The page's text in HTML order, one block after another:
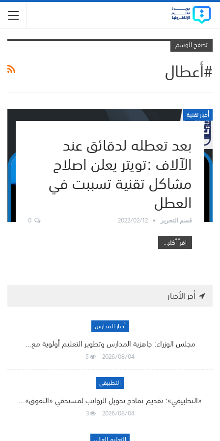
تصفح الوسم
#أعطال
أخبار تقنية
بعد تعطله لدقائق عند
الآلاف :تويتر يعلن اصلاح
مشاكل تقنية تسببت في
العطل
قسم التحرير 2022/02/12
0
اقرأ أكثر...
أخر الأخبار
أخبار المدارس
مجلس الوزراء: جاهزية المدارس وتطوير التعليم أولوية مع…
2026/08/04
5
التطبيقي
«التطبيقي»: تقديم نماذج تحويل الرواتب لمستحقي «التفوق»…
2026/08/04
3